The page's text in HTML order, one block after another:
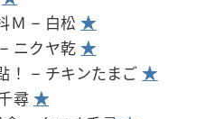
Ｍ – 白松★
ニクヤ乾★
！ – チキンたまご★
尋 ★